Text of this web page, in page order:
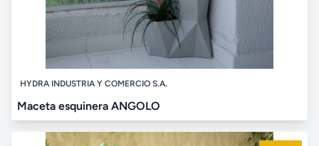
HYDRA INDUSTRIA Y COMERCIO S.A.
Maceta esquinera ANGOLO